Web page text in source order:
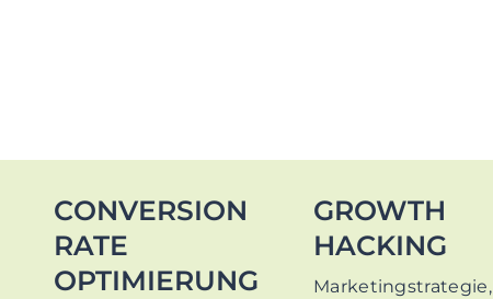
CONVERSION
RATE
OPTIMIERUNG
GROWTH
HACKING
Marketingstrategie,